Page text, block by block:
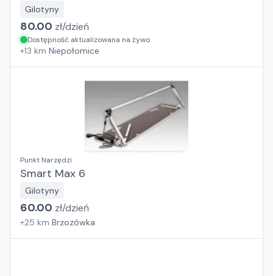
Gilotyny
80.00 zł/dzień
Dostępność aktualizowana na żywo
+13 km Niepołomice
Punkt Narzędzi
Smart Max 6
Gilotyny
60.00 zł/dzień
+25 km Brzozówka